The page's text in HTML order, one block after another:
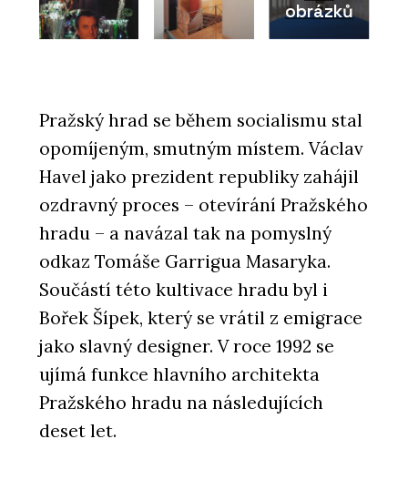
obrázků
Pražský hrad se během socialismu stal
opomíjeným, smutným místem. Václav
Havel jako prezident republiky zahájil
ozdravný proces – otevírání Pražského
hradu – a navázal tak na pomyslný
odkaz Tomáše Garrigua Masaryka.
Součástí této kultivace hradu byl i
Bořek Šípek, který se vrátil z emigrace
jako slavný designer. V roce 1992 se
ujímá funkce hlavního architekta
Pražského hradu na následujících
deset let.